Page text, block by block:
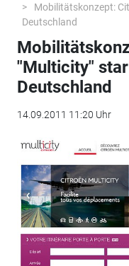
Mobilitätskonzept:
Deutschland
"Multicity"
Deutschland
14.09.2011 11:20 Uhr